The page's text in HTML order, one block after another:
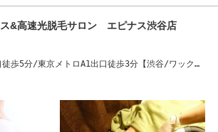
&高速光脱毛サロン エピナス渋谷店
歩5分/東京メトロA1出口徒歩3分【渋谷/ワックス